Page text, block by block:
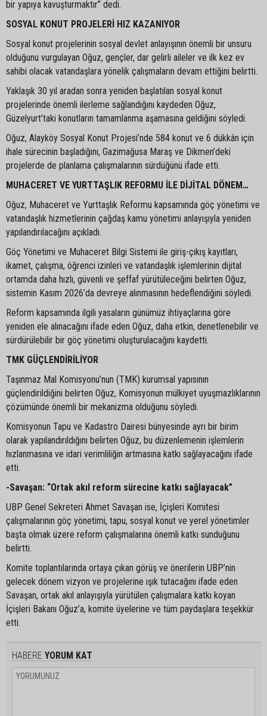
bir yapıya kavuşturmaktır” dedi.
SOSYAL KONUT PROJELERİ HIZ KAZANIYOR
Sosyal konut projelerinin sosyal devlet anlayışının önemli bir unsuru
olduğunu vurgulayan Oğuz, gençler, dar gelirli aileler ve ilk kez ev
sahibi olacak vatandaşlara yönelik çalışmaların devam ettiğini belirtti.
Yaklaşık 30 yıl aradan sonra yeniden başlatılan sosyal konut
projelerinde önemli ilerleme sağlandığını kaydeden Oğuz,
Güzelyurt’taki konutların tamamlanma aşamasına geldiğini söyledi.
Oğuz, Alayköy Sosyal Konut Projesi’nde 584 konut ve 6 dükkân için
ihale sürecinin başladığını, Gazimağusa Maraş ve Dikmen’deki
projelerde de planlama çalışmalarının sürdüğünü ifade etti.
MUHACERET VE YURTTAŞLIK REFORMU İLE DİJİTAL DÖNEM…
Oğuz, Muhaceret ve Yurttaşlık Reformu kapsamında göç yönetimi ve
vatandaşlık hizmetlerinin çağdaş kamu yönetimi anlayışıyla yeniden
yapılandırılacağını açıkladı.
Göç Yönetimi ve Muhaceret Bilgi Sistemi ile giriş-çıkış kayıtları,
ikamet, çalışma, öğrenci izinleri ve vatandaşlık işlemlerinin dijital
ortamda daha hızlı, güvenli ve şeffaf yürütüleceğini belirten Oğuz,
sistemin Kasım 2026’da devreye alınmasının hedeflendiğini söyledi.
Reform kapsamında ilgili yasaların günümüz ihtiyaçlarına göre
yeniden ele alınacağını ifade eden Oğuz, daha etkin, denetlenebilir ve
sürdürülebilir bir göç yönetimi oluşturulacağını kaydetti.
TMK GÜÇLENDİRİLİYOR
Taşınmaz Mal Komisyonu’nun (TMK) kurumsal yapısının
güçlendirildiğini belirten Oğuz, Komisyonun mülkiyet uyuşmazlıklarının
çözümünde önemli bir mekanizma olduğunu söyledi.
Komisyonun Tapu ve Kadastro Dairesi bünyesinde ayrı bir birim
olarak yapılandırıldığını belirten Oğuz, bu düzenlemenin işlemlerin
hızlanmasına ve idari verimliliğin artmasına katkı sağlayacağını ifade
etti.
-Savaşan: “Ortak akıl reform sürecine katkı sağlayacak”
UBP Genel Sekreteri Ahmet Savaşan ise, İçişleri Komitesi
çalışmalarının göç yönetimi, tapu, sosyal konut ve yerel yönetimler
başta olmak üzere reform çalışmalarına önemli katkı sunduğunu
belirtti.
Komite toplantılarında ortaya çıkan görüş ve önerilerin UBP’nin
gelecek dönem vizyon ve projelerine ışık tutacağını ifade eden
Savaşan, ortak akıl anlayışıyla yürütülen çalışmalara katkı koyan
İçişleri Bakanı Oğuz’a, komite üyelerine ve tüm paydaşlara teşekkür
etti.
HABERE YORUM KAT